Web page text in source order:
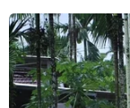
Những người ủng
sau khi kết quả